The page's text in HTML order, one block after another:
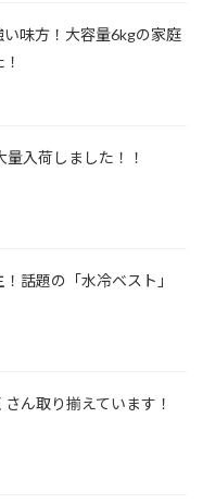
味方！大容量6kgの家庭
入荷しました！！
話題の「水冷ベスト」
ん取り揃えています！